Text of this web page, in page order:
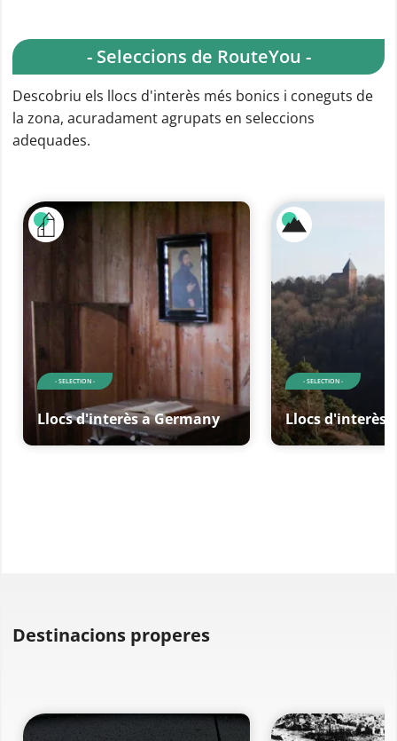
- Seleccions de RouteYou -
Descobriu els llocs d'interès més bonics i coneguts de
la zona, acuradament agrupats en seleccions
adequades.
- SELECTION -
Llocs d'interès a Germany
- SELECTION -
Llocs d'interès
Destinacions properes